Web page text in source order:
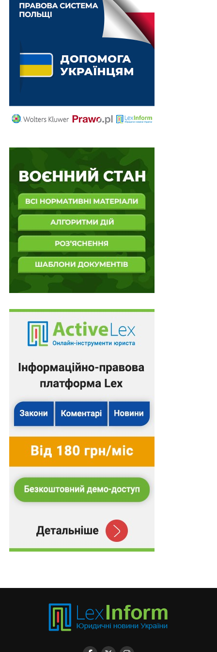
адмініструється ІСАР Єднання в межах проєкту
«Сильне громадянське суспільство України
реформ і демократії» за фінансування Норвегії та
Швеції. Зміст матеріалу є відповідальністю БО «БФ
«Майбутнє для України» та не є відображенням
поглядів урядів Норвегії, Швеції або ІСАР Єднання.
Схожі статті:
підтримку ветеранів із втраченими кінцівками:
Соціальна кампанія “Втрата кінцівки — не
втрата активного життя”. 1 липня стартувала…
“Ваш бізнес має витримати реальний світ: із
війною, прильотами та блекаутами”. У Києві…
Забіг MHP Run4Victory: 100% коштів — на
протезування для ветерана Євгена
Біжи за захисника! 7 червня пройде
благодійний забіг на підтримку ветеранів, які
ПОВ'ЯЗАНІ ТЕМИ: GO TO THE FUTURE
НАСТУПНА
Демократія не гарантує безпеку
“Ваш бізнес має витримати реальний світ: із
війною, прильотами та блекаутами”. У Києві
говорили про запуск бізнесу для ветеранів